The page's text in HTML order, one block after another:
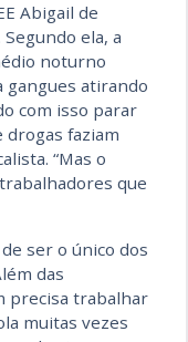
Abigail de
ela, a
noturno
gangues atirando
com isso parar
drogas faziam
“Mas o
que
ser o único dos
das
precisa trabalhar
muitas vezes